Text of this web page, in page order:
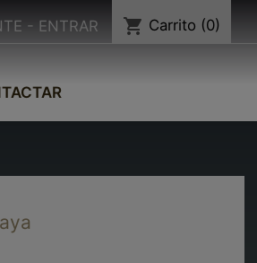
- ENTRAR shopping_cart Carrito (0)